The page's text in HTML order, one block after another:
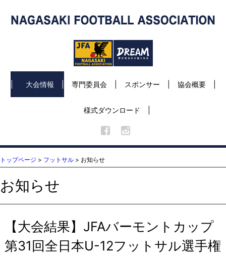
大会情報 専門委員会 スポンサー 協会概要
様式ダウンロード
トップページ > フットサル > お知らせ
お知らせ
【大会結果】JFAバーモントカップ
第31回全日本U-12フットサル選手権